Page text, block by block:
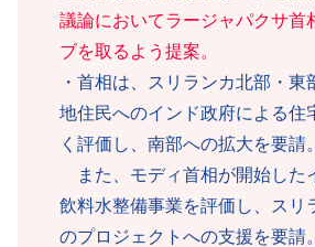
議論においてラージャパクサ首
ブを取るよう提案。
・首相は、スリランカ北部・東
地住民へのインド政府による住
く評価し、南部への拡大を要請。
また、モディ首相が開始した
飲料水整備事業を評価し、スリ
のプロジェクトへの支援を要請。